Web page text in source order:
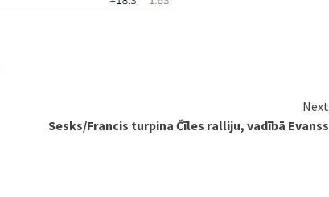
Next
Sesks/Francis turpina Čīles ralliju, vadībā Evanss